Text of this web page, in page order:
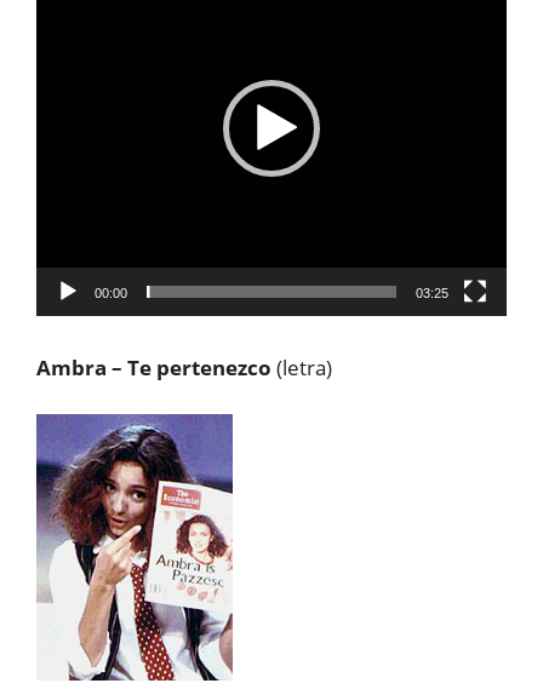
00:00 03:25
Ambra – Te pertenezco (letra)